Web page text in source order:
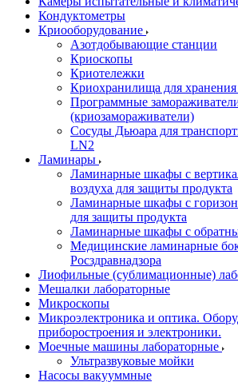
Кондуктометры
Криооборудование
Азотдобывающие станции
Криоскопы
Криотележки
Криохранилища для
Программные
(криозамораживатели)
Сосуды Дьюара для
LN2
Ламинары
Ламинарные шкафы с
воздуха для защиты продукта
Ламинарные шкафы с
для защиты продукта
Ламинарные шкафы с
Медицинские ламинарные
Росздравнадзора
Лиофильные (сублимационные)
Мешалки лабораторные
Микроскопы
Микроэлектроника и оптика.
приборостроения и электроники.
Моечные машины лабораторные
Ультразвуковые мойки
Насосы вакууммные